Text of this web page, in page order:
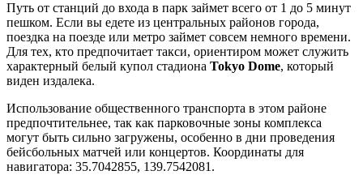
Путь от станций до входа в парк займет всего от 1 до 5 минут
пешком. Если вы едете из центральных районов города,
поездка на поезде или метро займет совсем немного времени.
Для тех, кто предпочитает такси, ориентиром может служить
характерный белый купол стадиона Tokyo Dome, который
виден издалека.
Использование общественного транспорта в этом районе
предпочтительнее, так как парковочные зоны комплекса
могут быть сильно загружены, особенно в дни проведения
бейсбольных матчей или концертов. Координаты для
навигатора: 35.7042855, 139.7542081.